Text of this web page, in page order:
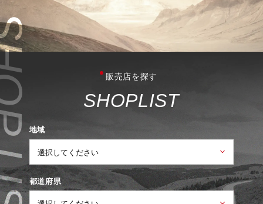
販売店を探す
SHOPLIST
地域
都道府県